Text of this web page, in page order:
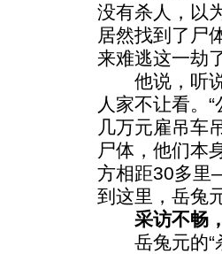
没有杀人，以
居然找到了尸
来难逃这一劫
他说，听说
人家不让看。
几万元雇吊车
尸体，他们本
方相距30多里
到这里，岳兔
采访不畅
岳兔元的“杀